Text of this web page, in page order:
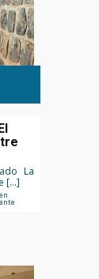
La
[…]